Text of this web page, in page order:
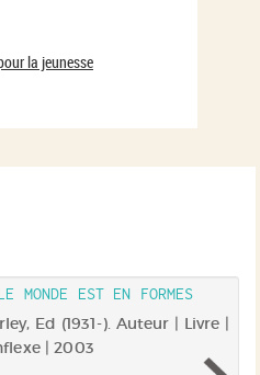
la jeunesse
MONDE EST EN FORMES
Ed (1931-). Auteur | Livre |
| 2003